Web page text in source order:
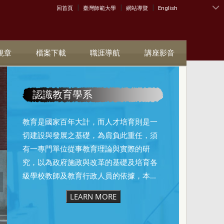
:::
回首頁 | 臺灣師範大學 | 網站導覽 | English
章 檔案下載 職涯導航 講座影音
認識教育學系
教育是國家百年大計，而人才培育則是一
切建設與發展之基礎，為肩負此重任，須
有一專門單位從事教育理論與實際的研
究，以為政府施政與改革的基礎及培育各
級學校教師及教育行政人員的依據，本...
LEARN MORE